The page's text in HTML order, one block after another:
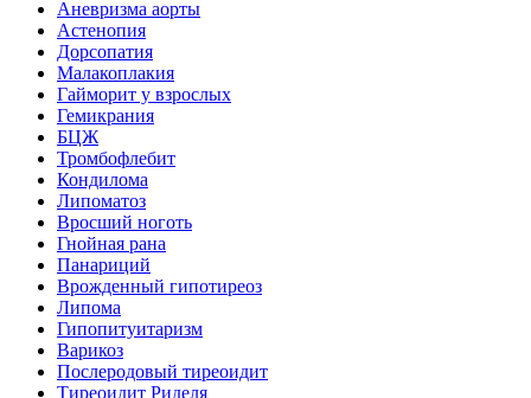
Аневризма аорты
Астенопия
Дорсопатия
Малакоплакия
Гайморит у взрослых
Гемикрания
БЦЖ
Тромбофлебит
Кондилома
Липоматоз
Вросший ноготь
Гнойная рана
Панариций
Врожденный гипотиреоз
Липома
Гипопитуитаризм
Варикоз
Послеродовый тиреоидит
Тиреоидит Риделя